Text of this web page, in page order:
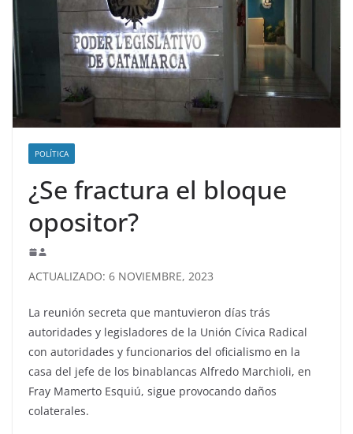
POLÍTICA
¿Se fractura el bloque
opositor?
ACTUALIZADO: 6 NOVIEMBRE, 2023
La reunión secreta que mantuvieron días trás
autoridades y legisladores de la Unión Cívica Radical
con autoridades y funcionarios del oficialismo en la
casa del jefe de los binablancas Alfredo Marchioli, en
Fray Mamerto Esquiú, sigue provocando daños
colaterales.